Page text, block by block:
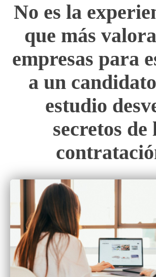
No es la
que más
empresas para
a un
estudio
secretos de